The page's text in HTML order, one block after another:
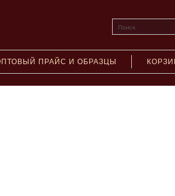
Поиск
ПРАЙС И ОБРАЗЦЫ